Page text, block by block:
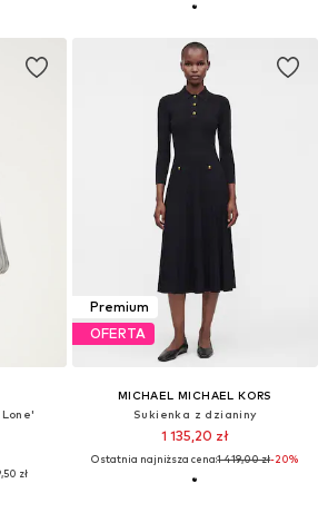
zł
Premium
OFERTA
MICHAEL MICHAEL KORS
Sukienka z dzianiny
1 135,20 zł
Ostatnia najniższa cena:1 419,00 zł-20%